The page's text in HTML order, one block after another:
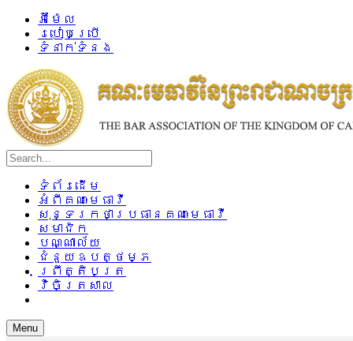
អ៊ីម៉ែល
របៀបប្រើ
ទំនាក់ទំនង
ទំព័រដើម
អំពីគណៈមេធាវី
សុន្ទរកថាប្រធានគណៈមេធាវី
សមាជិក
បណ្ណាល័យ
ជំនួយឧបត្ថម្ភ
ព្រឹត្តិបត្រ
វិចិត្រសាល
Menu